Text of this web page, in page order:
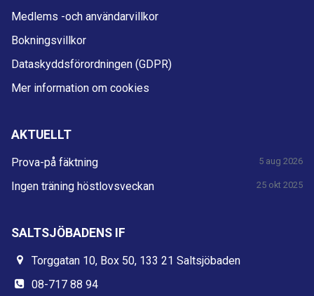
Medlems -och användarvillkor
Bokningsvillkor
Dataskyddsförordningen (GDPR)
Mer information om cookies
AKTUELLT
Prova-på fäktning 5 aug 2026
Ingen träning höstlovsveckan 25 okt 2025
SALTSJÖBADENS IF
Torggatan 10, Box 50, 133 21 Saltsjöbaden
08-717 88 94